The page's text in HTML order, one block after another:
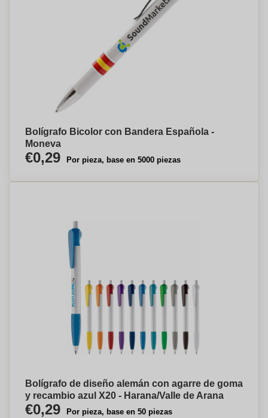
Bolígrafo Bicolor con Bandera Española -
Moneva
€0,29 Por pieza, base en 5000 piezas
Bolígrafo de diseño alemán con agarre de goma
y recambio azul X20 - Harana/Valle de Arana
€0,29 Por pieza, base en 50 piezas